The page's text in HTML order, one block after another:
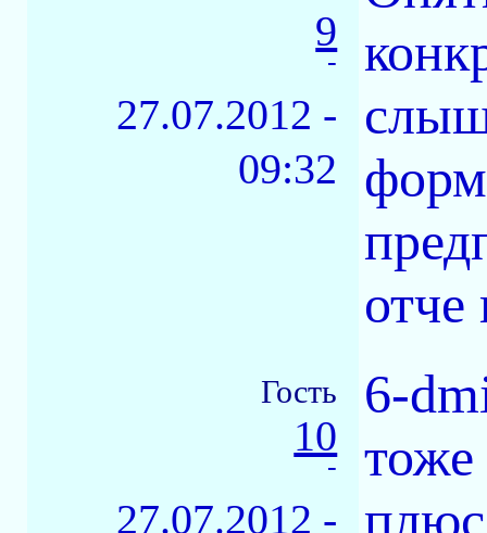
9
-
27.07.2012 -
09:32
Гость
10
-
27.07.2012 -
6-
тоже